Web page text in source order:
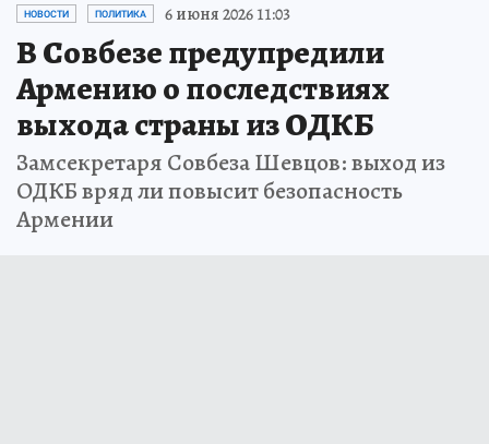
НОВОСТИ ПОЛИТИКА 6 июня 2026 11:03
В Совбезе предупредили
Армению о последствиях
выхода страны из ОДКБ
Замсекретаря Совбеза Шевцов: выход из
ОДКБ вряд ли повысит безопасность
Армении